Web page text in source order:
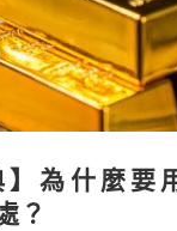
】為什麼要
？